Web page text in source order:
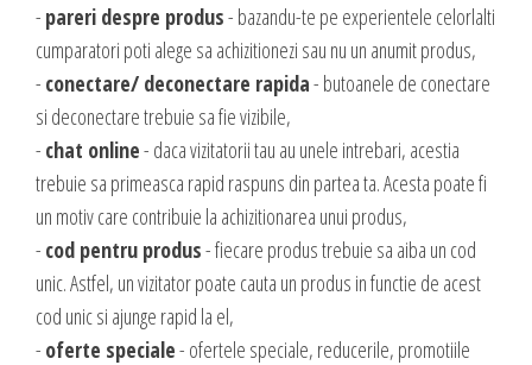
Fotografie digitala
- pareri despre produs- bazandu-te pe experientele celorlalti
cumparatori poti alege sa achizitionezi sau nu un anumit produs,
- conectare/ deconectare rapida- butoanele de conectare
si deconectare trebuie sa fie vizibile,
- chat online- daca vizitatorii tau au unele intrebari, acestia
trebuie sa primeasca rapid raspuns din partea ta. Acesta poate fi
un motiv care contribuie la achizitionarea unui produs,
- cod pentru produs- fiecare produs trebuie sa aiba un cod
unic. Astfel, un vizitator poate cauta un produs in functie de acest
cod unic si ajunge rapid la el,
- oferte speciale- ofertele speciale, reducerile, promotiile